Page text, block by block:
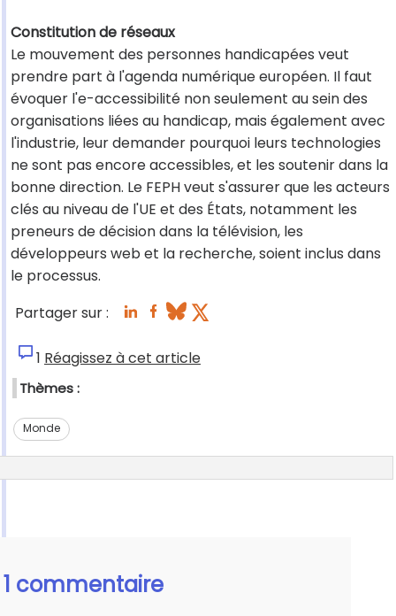
Constitution de réseaux
Le mouvement des personnes handicapées veut
prendre part à l'agenda numérique européen. Il faut
évoquer l'e-accessibilité non seulement au sein des
organisations liées au handicap, mais également avec
l'industrie, leur demander pourquoi leurs technologies
ne sont pas encore accessibles, et les soutenir dans la
bonne direction. Le FEPH veut s'assurer que les acteurs
clés au niveau de l'UE et des États, notamment les
preneurs de décision dans la télévision, les
développeurs web et la recherche, soient inclus dans
le processus.
Partager sur :
1 Réagissez à cet article
Thèmes :
Monde
1 commentaire